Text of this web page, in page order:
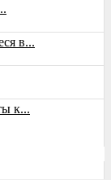
в...
к...